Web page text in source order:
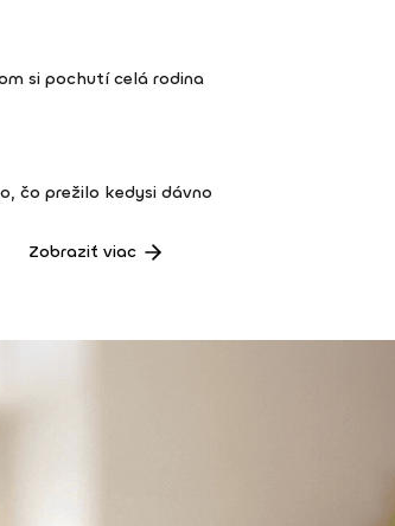
si pochutí celá rodina
čo prežilo kedysi dávno
Zobraziť viac